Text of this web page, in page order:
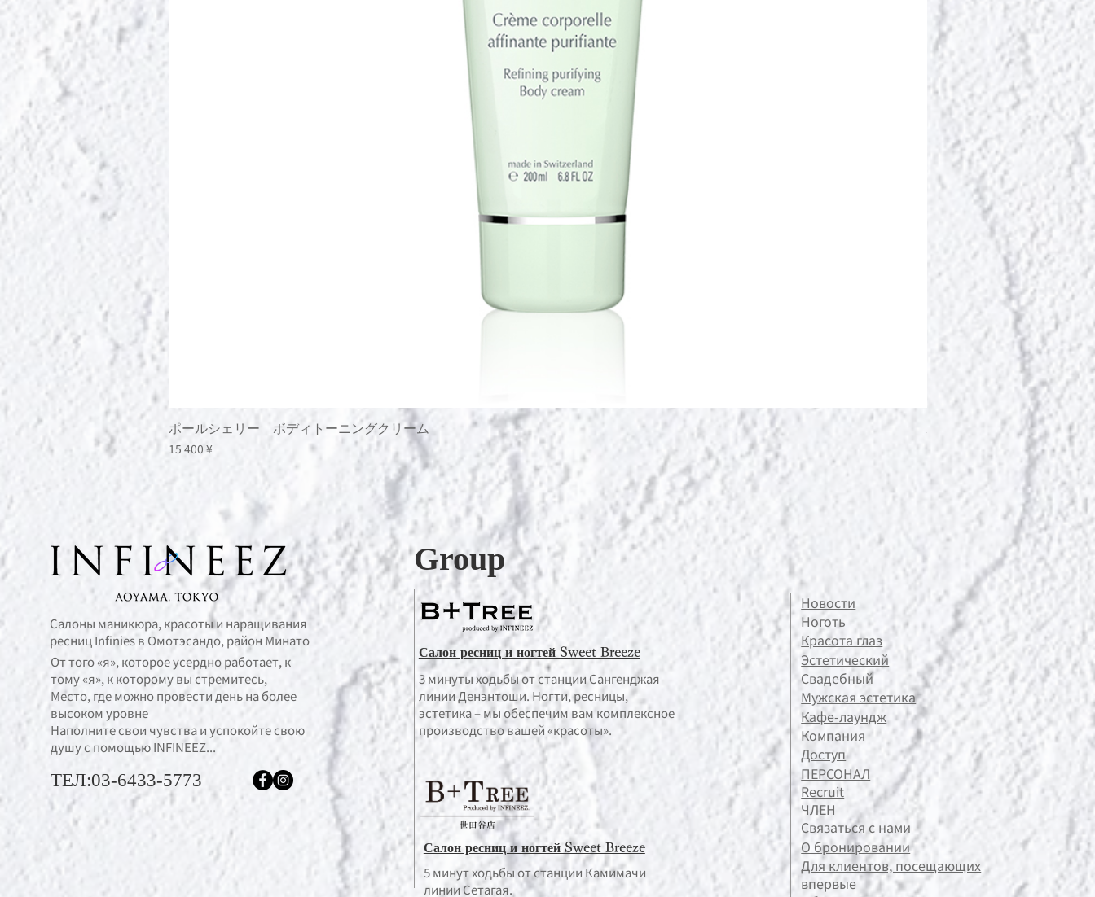
Быстрый просмотр
ポールシェリー ボディトーニングクリーム
Цена
15 400 ¥
ポールシェリー ボディト
Салоны маникюра, красоты и наращивания
ресниц Infinies в Омотэсандо, район Минато
От того «я», которое усердно работает, к
тому «я», к которому вы стремитесь,
Место, где можно провести день на более
высоком уровне
Наполните свои чувства и успокойте свою
душу с помощью INFINEEZ...
ТЕЛ:03-6433-5773
Group
3 минуты ходьбы от станции Сангенджая
линии Денэнтоши. Ногти, ресницы,
эстетика – мы обеспечим вам комплексное
производство вашей «красоты».
5 минут ходьбы от станции Камимачи
линии Сетагая.
Салон ресниц и ногтей Sweet Breeze
Салон ресниц и ногтей Sweet Breeze
Новости
Ноготь
Красота глаз
Эстетический
Свадебный
Мужская эстетика
Кафе-лаундж
Компания
Доступ
ПЕРСОНАЛ
Recruit
ЧЛЕН
Связаться с нами
О бронировании
Для клиентов, посещающих
впервые